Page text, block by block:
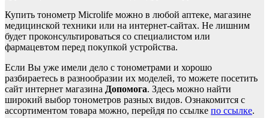
Купить тонометр Microlife можно в любой аптеке, магазине
медицинской техники или на интернет-сайтах. Не лишним
будет проконсультироваться со специалистом или
фармацевтом перед покупкой устройства.
Если Вы уже имели дело с тонометрами и хорошо
разбираетесь в разнообразии их моделей, то можете посетить
сайт интернет магазина Допомога. Здесь можно найти
широкий выбор тонометров разных видов. Ознакомится с
ассортиментом товара можно, перейдя по ссылке по ссылке.